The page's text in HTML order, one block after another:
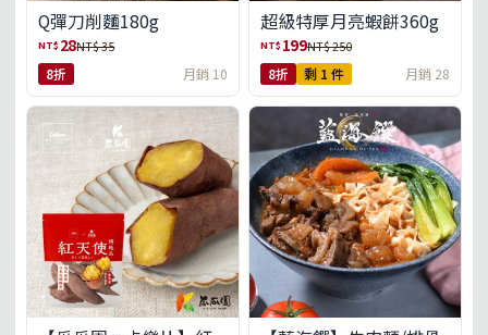
Q彈刀削麵180g
NT$ 28NT$ 35
8折 月銷 10
超級特厚月亮蝦餅360g
NT$ 199NT$ 250
8折 剩 1 件 月銷 28